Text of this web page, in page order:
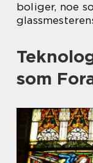
boliger, noe
som